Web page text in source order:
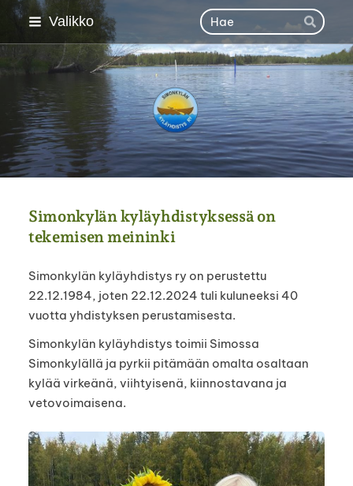
Siirry
sisältöön
Valikko Haku
Hae
Simonkylän
Simonkylän kyläyhdistyksessä on
tekemisen meininki
Simonkylän kyläyhdistys ry on perustettu
22.12.1984, joten 22.12.2024 tuli kuluneeksi 40
vuotta yhdistyksen perustamisesta.
Simonkylän kyläyhdistys toimii Simossa
Simonkylällä ja pyrkii pitämään omalta osaltaan
kylää virkeänä, viihtyisenä, kiinnostavana ja
vetovoimaisena.